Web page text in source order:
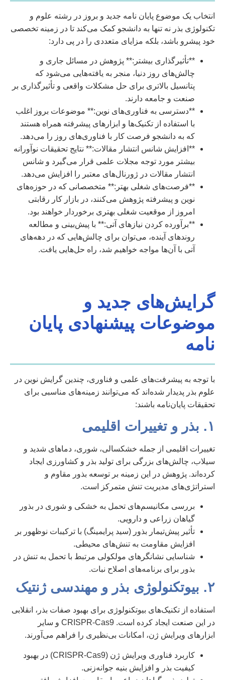
انتخاب یک موضوع پایان نامه جدید و بروز در رشته علوم و
تکنولوژی بذر نه تنها به دانشجو کمک می‌کند تا در زمینه تخصصی
خود پیشرو باشد، بلکه مزایای متعددی را در پی دارد:
**تأثیرگذاری بیشتر:** پژوهش در مسائل جاری و
چالش‌های روز دنیا، منجر به یافته‌هایی می‌شود که
پتانسیل بالاتری برای حل مشکلات واقعی و تأثیرگذاری بر
صنعت و جامعه دارند.
**دسترسی به فناوری‌های نوین:** موضوعات بروز اغلب
با استفاده از تکنیک‌ها و ابزارهای پیشرفته همراه هستند
که به دانشجو فرصت کار با فناوری‌های روز را می‌دهد.
**افزایش شانس انتشار مقالات:** نتایج تحقیقات نوآورانه
بیشتر مورد توجه مجلات علمی قرار می‌گیرد و شانس
انتشار مقالات در ژورنال‌های معتبر را افزایش می‌دهد.
**فرصت‌های شغلی بهتر:** متخصصانی که در حوزه‌های
نوین و پیشرفته پژوهش می‌کنند، در بازار کار رقابتی
امروز از موقعیت شغلی بهتری برخوردار خواهند بود.
**برآورده کردن نیازهای آتی:** با پیش‌بینی و مطالعه
روندهای آینده، می‌توان برای چالش‌هایی که در دهه‌های
آتی با آن‌ها مواجه خواهیم شد، راه حل‌هایی یافت.
گرایش‌های جدید و
موضوعات پیشنهادی پایان
نامه
با توجه به پیشرفت‌های علمی و فناوری، چندین گرایش نوین در
علوم بذر پدیدار شده‌اند که می‌توانند زمینه‌های مناسبی برای
تحقیقات پایان‌نامه باشند:
۱. بذر و تغییرات اقلیمی
تغییرات اقلیمی از جمله خشکسالی، شوری، دماهای شدید و
سیلاب، چالش‌های بزرگی برای تولید بذر و کشاورزی ایجاد
کرده‌اند. پژوهش در این زمینه بر توسعه بذور مقاوم و
استراتژی‌های مدیریت تنش متمرکز است.
بررسی مکانیسم‌های تحمل به خشکی و شوری در بذور
گیاهان زراعی و دارویی.
تأثیر پیش‌تیمار بذور (سید پرایمینگ) با ترکیبات نوظهور بر
افزایش مقاومت به تنش‌های محیطی.
شناسایی نشانگرهای مولکولی مرتبط با تحمل به تنش در
بذور برای برنامه‌های اصلاح نبات.
۲. بیوتکنولوژی بذر و مهندسی ژنتیک
استفاده از تکنیک‌های بیوتکنولوژی برای بهبود صفات بذر، انقلابی
در این صنعت ایجاد کرده است. CRISPR-Cas9 و سایر
ابزارهای ویرایش ژن، امکانات بی‌نظیری را فراهم می‌آورند.
کاربرد فناوری ویرایش ژن (CRISPR-Cas9) در بهبود
کیفیت بذر و افزایش بنیه جوانه‌زنی.